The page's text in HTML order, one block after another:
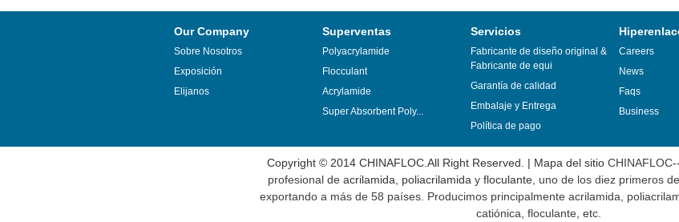
Our Company
Sobre Nosotros
Exposición
Elijanos
Superventas
Polyacrylamide
Flocculant
Acrylamide
Super Absorbent Poly...
Servicios
Fabricante de diseño original &
Fabricante de equi
Garantía de calidad
Embalaje y Entrega
Política de pago
Careers
News
Faqs
Business
Copyright © 2014 CHINAFLOC.All Right Reserved. | Mapa del sitio
profesional de acrilamida poliacrilamida y floculante , uno de los diez primeros
exportando a más de 58 países. Producimos principalmente acrilamida,
catiónica, floculante, etc.